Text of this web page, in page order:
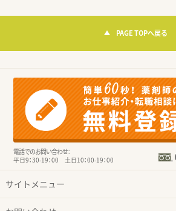
PAGE TOPへ戻る
電話でのお問い合わせ：
平日9：30-19：00 土日10：00-19：00
サイトメニュー